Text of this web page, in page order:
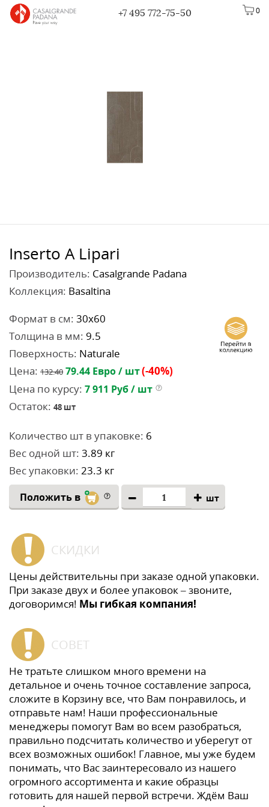
0
+7 495 772-75-50
Inserto A Lipari
Производитель: Casalgrande Padana
Коллекция: Basaltina
Формат в см: 30x60
Толщина в мм: 9.5
Поверхность: Naturale
Цена: 132.40 79.44 Евро / шт(-40%)
Цена по курсу: 7 911 Руб / шт
Остаток: 48 шт
Количество шт в упаковке: 6
Вес одной шт: 3.89 кг
Вес упаковки: 23.3 кг
Положить в шт
СКИДКИ
Цены действительны при заказе одной упаковки.
При заказе двух и более упаковок – звоните,
договоримся! Мы гибкая компания!
СОВЕТ
Не тратьте слишком много времени на
детальное и очень точное составление запроса,
сложите в Корзину все, что Вам понравилось, и
отправьте нам! Наши профессиональные
менеджеры помогут Вам во всем разобраться,
правильно подсчитать количество и уберегут от
всех возможных ошибок! Главное, мы уже будем
понимать, что Вас заинтересовало из нашего
огромного ассортимента и какие образцы
готовить для нашей первой встречи. Ждём Ваш